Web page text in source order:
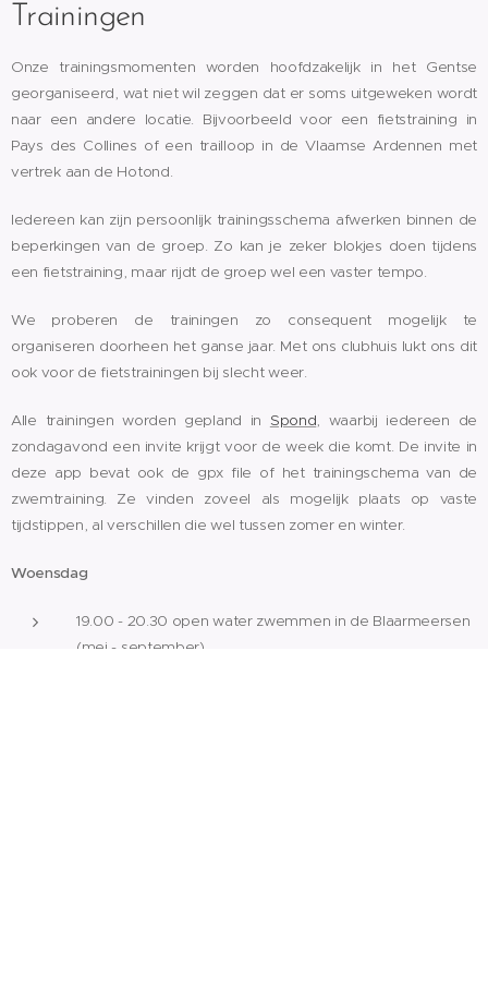
Trainingen
Onze trainingsmomenten worden hoofdzakelijk in het Gentse
georganiseerd, wat niet wil zeggen dat er soms uitgeweken wordt
naar een andere locatie. Bijvoorbeeld voor een fietstraining in
Pays des Collines of een trailloop in de Vlaamse Ardennen met
vertrek aan de Hotond.
Iedereen kan zijn persoonlijk trainingsschema afwerken binnen de
beperkingen van de groep. Zo kan je zeker blokjes doen tijdens
een fietstraining, maar rijdt de groep wel een vaster tempo.
We proberen de trainingen zo consequent mogelijk te
organiseren doorheen het ganse jaar. Met ons clubhuis lukt ons dit
ook voor de fietstrainingen bij slecht weer.
Alle trainingen worden gepland in Spond, waarbij iedereen de
zondagavond een invite krijgt voor de week die komt. De invite in
deze app bevat ook de gpx file of het trainingschema van de
zwemtraining. Ze vinden zoveel als mogelijk plaats op vaste
tijdstippen, al verschillen die wel tussen zomer en winter.
Woensdag
19.00 - 20.30 open water zwemmen in de Blaarmeersen
(mei - september)